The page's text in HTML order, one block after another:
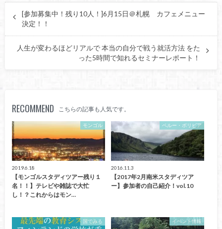
[参加募集中！残り10人！]6月15日＠札幌 カフェメニュー
決定！！
人生が変わるほどリアルで 本当の自分で戦う就活方法 をた
った5時間で知れるセミナーレポート！
RECOMMEND こちらの記事も人気です。
モンゴル
2019.6.18
【モンゴルスタディツアー残り１
名！！】テレビや雑誌で大忙
し！？これからはモン…
ペルー・ボリビア
2016.11.3
【2017年2月南米スタディツア
ー】参加者の自己紹介！vol.10
国でみる イベント情報